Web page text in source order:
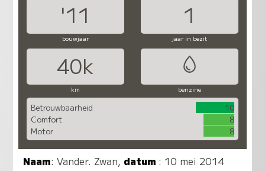
'11 1
bouwjaar jaar in bezit
40k
km benzine
Betrouwbaarheid
10
Comfort
8
Motor
8
Naam:Vander. Zwan, datum : 10 mei 2014